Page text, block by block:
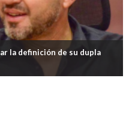
la definición de su dupla